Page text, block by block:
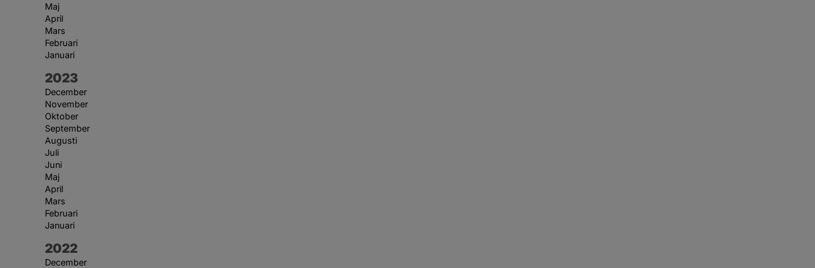
Maj
April
Mars
Februari
Januari
År:
2023
December
November
Oktober
September
Augusti
Juli
Juni
Maj
April
Mars
Februari
Januari
År:
2022
December